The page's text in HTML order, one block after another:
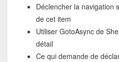
Déclencher la navigation
de cet item
Utiliser GotoAsync de
détail
Ce qui demande de